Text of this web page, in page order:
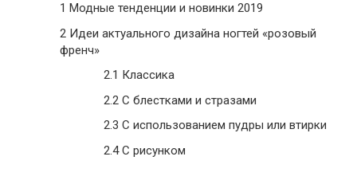
1 Модные тенденции и новинки 2019
2 Идеи актуального дизайна ногтей «розовый
френч»
2.1 Классика
2.2 С блестками и стразами
2.3 С использованием пудры или втирки
2.4С рисунком